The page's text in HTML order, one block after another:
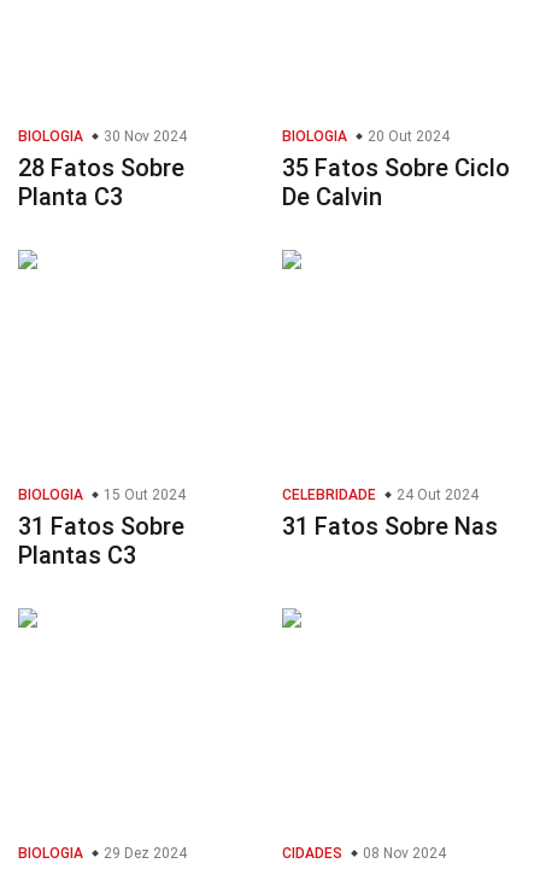
BIOLOGIA 30 Nov 2024
28 Fatos Sobre
Planta C3
BIOLOGIA 20 Out 2024
35 Fatos Sobre Ciclo
De Calvin
BIOLOGIA 15 Out 2024
31 Fatos Sobre
Plantas C3
CELEBRIDADE 24 Out 2024
31 Fatos Sobre Nas
BIOLOGIA 29 Dez 2024 CIDADES 08 Nov 2024